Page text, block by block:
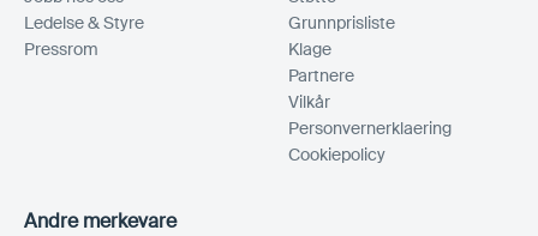
Ledelse & Styre
Pressrom
Grunnprisliste
Klage
Partnere
Vilkår
Personvernerklaering
Cookiepolicy
Andre merkevare